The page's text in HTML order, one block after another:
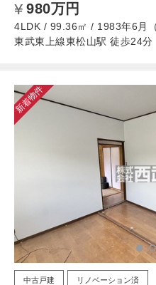
980万円
4LDK / 99.36㎡ / 1983年6月（
東武東上線東松山駅 徒歩24分
新着物件
中古戸建 リノベーション済